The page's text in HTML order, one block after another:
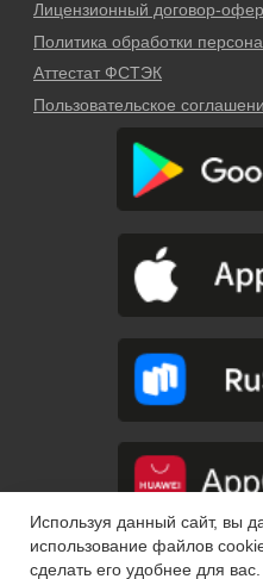
Используя данный сайт, вы
использование файлов
сделать его удобнее для вас.